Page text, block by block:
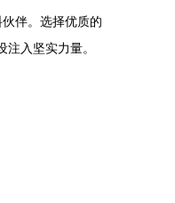
伴。选择优质的
入坚实力量。